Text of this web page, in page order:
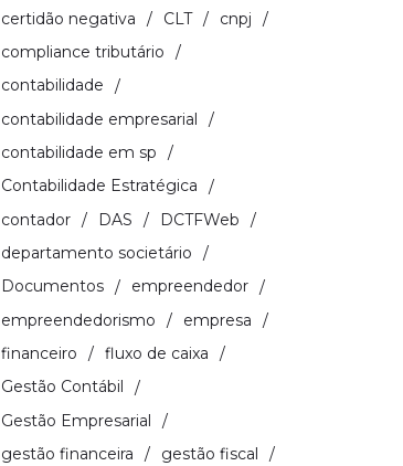
certidão negativa
CLT
cnpj
compliance tributário
contabilidade
contabilidade empresarial
contabilidade em sp
Contabilidade Estratégica
contador
DAS
DCTFWeb
departamento societário
Documentos
empreendedor
empreendedorismo
empresa
financeiro
fluxo de caixa
Gestão Contábil
Gestão Empresarial
gestão financeira
gestão fiscal